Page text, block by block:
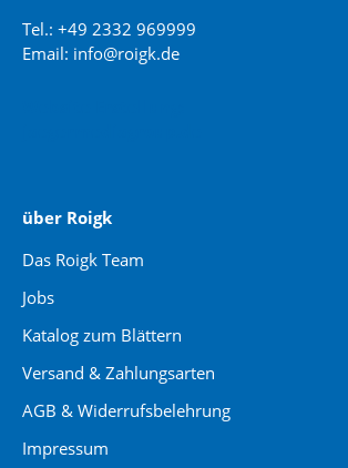
Tel.: +49 2332 969999
Email: info@roigk.de
über Roigk
Das Roigk Team
Jobs
Katalog zum Blättern
Versand & Zahlungsarten
AGB & Widerrufsbelehrung
Impressum